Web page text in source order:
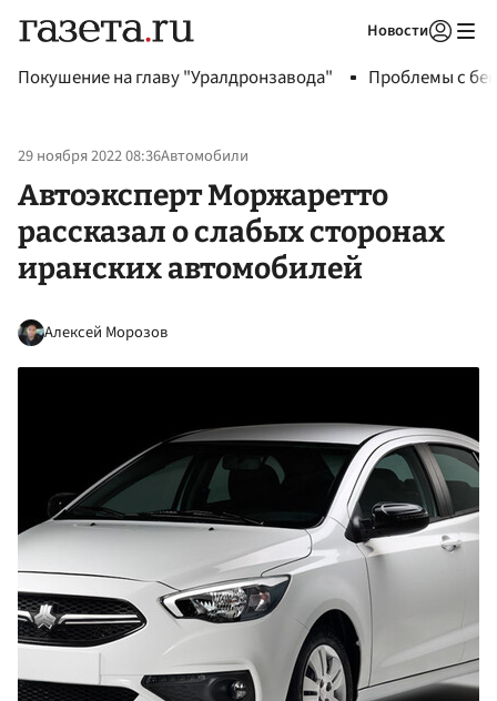
Новости
Покушение на главу "Уралдронзавода" Проблемы с
29 ноября 2022 08:36Автомобили
Автоэксперт Моржаретто
рассказал о слабых сторонах
иранских автомобилей
Алексей Морозов